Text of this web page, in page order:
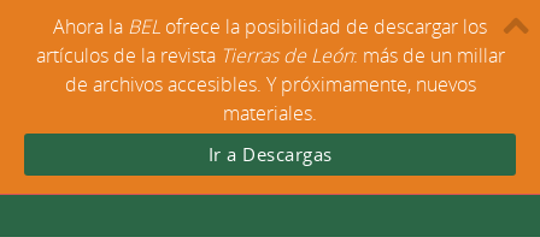
Ahora la BEL ofrece la posibilidad de descargar los
artículos de la revista Tierras de León: más de un millar
de archivos accesibles. Y próximamente, nuevos
materiales.
Ir a Descargas